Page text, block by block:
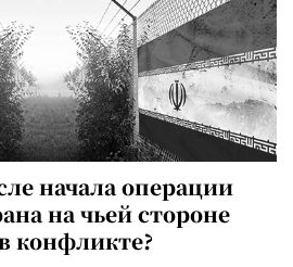
начала операции
на чьей стороне
конфликте?